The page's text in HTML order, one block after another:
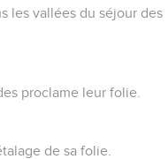
les vallées du séjour des
proclame leur folie.
de sa folie.